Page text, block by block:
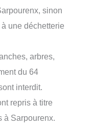
sinon
une déchetterie
arbres,
du 64
interdit.
repris à titre
à Sarpourenx.